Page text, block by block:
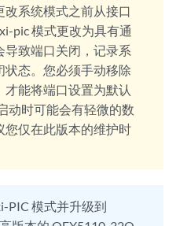
系统模式之前从接口
pic 模式更改为具有通
致端口关闭，记录系
态。您必须手动移除
能将端口设置为默认
动时可能会有轻微的数
您仅在此版本的维护时
PIC 模式并升级到